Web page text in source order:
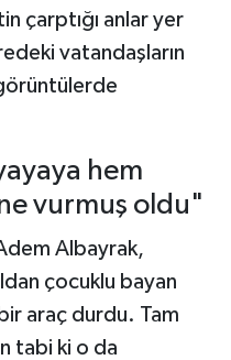
çarptığı anlar yer
vatandaşların
hem
vurmuş oldu"
Albayrak,
çocuklu bayan
araç durdu. Tam
tabi ki o da